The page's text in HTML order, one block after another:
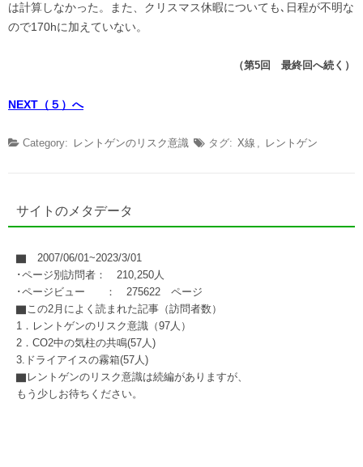
は計算しなかった。また、クリスマス休暇についても､日程が不明な
ので170hに加えていない。
（第5回 最終回へ続く）
NEXT（５）へ
Category: レントゲンのリスク意識 タグ: X線 , レントゲン
サイトのメタデータ
▇ 2007/06/01~2023/3/01
･ページ別訪問者： 210,250人
･ページビュー ： 275622 ページ
▇この2月によく読まれた記事（訪問者数）
1．レントゲンのリスク意識（97人）
2．CO2中の気柱の共鳴(57人)
3.ドライアイスの霧箱(57人)
▇レントゲンのリスク意識は続編がありますが、
もう少しお待ちください。